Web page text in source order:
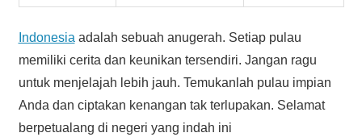
Indonesia adalah sebuah anugerah. Setiap pulau
memiliki cerita dan keunikan tersendiri. Jangan ragu
untuk menjelajah lebih jauh. Temukanlah pulau impian
Anda dan ciptakan kenangan tak terlupakan. Selamat
berpetualang di negeri yang indah ini